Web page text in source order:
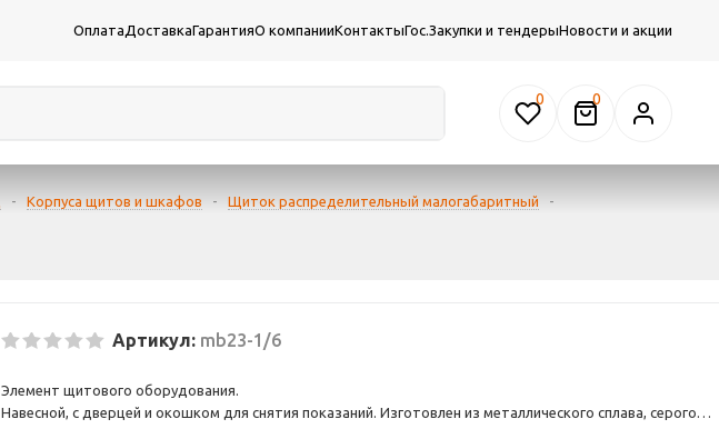
ОплатаДоставкаГарантияО компанииКонтактыГос.Закупки и тендерыНовости и акции
0
- Корпуса щитов и шкафов - Щиток распределительный малогабаритный
-
Артикул: mb23-1/6
Элемент щитового оборудования.
Навесной, с дверцей и окошком для снятия показаний. Изготовлен из металлического сплава, серого